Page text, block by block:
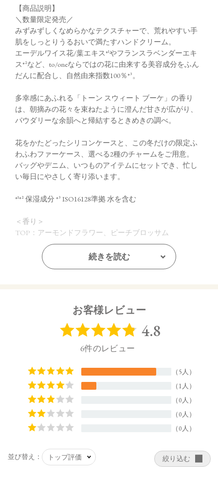
【商品説明】
＼数量限定発売／
みずみずしくなめらかなテクスチャーで、荒れやすい手
肌をしっとりうるおいで満たすハンドクリーム。
エーデルワイス花/葉エキス*¹やフランスラベンダーエキ
ス*²など、to/oneならではの花に由来する美容成分をふん
だんに配合し、自然由来指数100％*³。
多幸感にあふれる「トーン スウィート ブーケ」の香り
は、朝摘みの花々を束ねたように澄んだ甘さが広がり、
パウダリーな余韻へと帰結するときめきの調べ。
花をかたどったシリコンケースと、この冬だけの限定ふ
わふわファーケース、選べる2種のチャームをご用意。
バッグやデニム、いつものアイテムにセットでき、忙し
い毎日にやさしく寄り添います。
*¹*² 保湿成分 *³ ISO16128準拠 水を含む
＜香り＞
TOP：アーモンドフラワー、ピーチブロッサム
MIDDLE：チェリーブロッサム、ヘリオトロープ、ピー
LAST：スズラン、ハニー
気を放ち、幸福感で包み込みます。
あとに残るのは、パウダリーなスズランの余韻。そこに
咲いていた記懺さえも美しい余韻となるような、物語を
感じさせる幸福感を描きます。
●バリエーション
・S：シリコンケース
・F：ファーケース
【ご使用方法】
適量をとり、手肌全体になじませてください。
【内容量】
続きを読む
お客様レビュー